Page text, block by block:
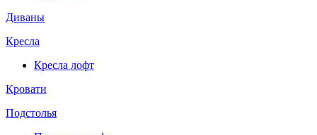
Диваны
Кресла
Кресла лофт
Кровати
Подстолья